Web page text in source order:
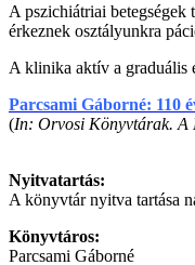
A pszichiátriai betegségek
érkeznek osztályunkra
A klinika aktív a graduális
Parcsami Gáborné: 110
(In: Orvosi Könyvtárak. A
Nyitvatartás:
A könyvtár nyitva tartása
Könyvtáros:
Parcsami Gáborné